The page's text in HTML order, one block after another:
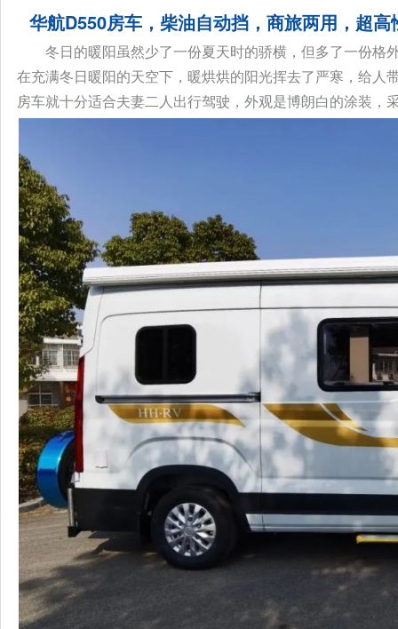
华航D550房车，柴油自动挡，商旅两用，超高
冬日的暖阳虽然少了一份夏天时的骄横，但多了一份
在充满冬日暖阳的天空下，暖烘烘的阳光挥去了严寒，给
房车就十分适合夫妻二人出行驾驶，外观是博朗白的涂装，